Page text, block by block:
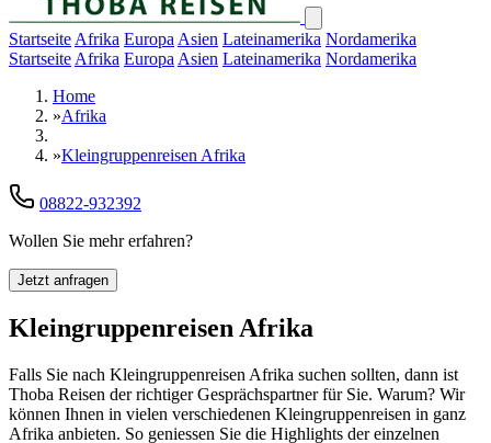
Startseite Afrika Europa Asien Lateinamerika Nordamerika
Startseite Afrika Europa Asien Lateinamerika Nordamerika
Home
»Afrika
»Kleingruppenreisen Afrika
08822-932392
Wollen Sie mehr erfahren?
Jetzt anfragen
Kleingruppenreisen Afrika
Falls Sie nach Kleingruppenreisen Afrika suchen sollten, dann ist
Thoba Reisen der richtiger Gesprächspartner für Sie. Warum? Wir
können Ihnen in vielen verschiedenen Kleingruppenreisen in ganz
Afrika anbieten. So geniessen Sie die Highlights der einzelnen